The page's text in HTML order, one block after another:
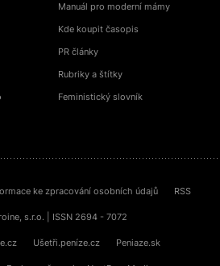
Manuál pro moderní mámy
Kde koupit časopis
PR články
Rubriky a štítky
Feministický slovník
ke zpracování osobních údajů RSS
s.r.o. | ISSN 2694 - 7072
Ušetři.peníze.cz Peniaze.sk